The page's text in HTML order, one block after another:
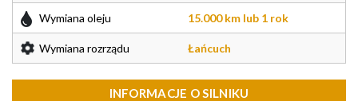
Wymiana oleju 15.000 km lub 1 rok
Wymiana rozrządu Łańcuch
INFORMACJE O SILNIKU